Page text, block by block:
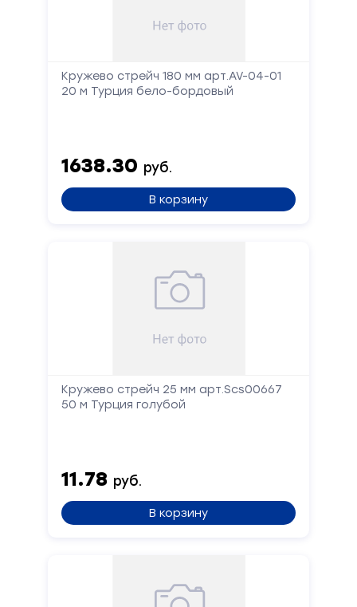
Кружево стрейч 180 мм арт.AV-04-01
20 м Турция бело-бордовый
1638.30 руб.
В корзину
Кружево стрейч 25 мм арт.Scs00667
50 м Турция голубой
11.78 руб.
В корзину